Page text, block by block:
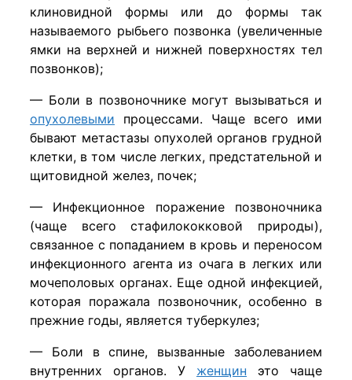
клиновидной формы или до формы так
называемого рыбьего позвонка (увеличенные
ямки на верхней и нижней поверхностях тел
позвонков);
— Боли в позвоночнике могут вызываться и
опухолевыми процессами. Чаще всего ими
бывают метастазы опухолей органов грудной
клетки, в том числе легких, предстательной и
щитовидной желез, почек;
— Инфекционное поражение позвоночника
(чаще всего стафилококковой природы),
связанное с попаданием в кровь и переносом
инфекционного агента из очага в легких или
мочеполовых органах. Еще одной инфекцией,
которая поражала позвоночник, особенно в
прежние годы, является туберкулез;
— Боли в спине, вызванные заболеванием
внутренних органов. У женщин это чаще